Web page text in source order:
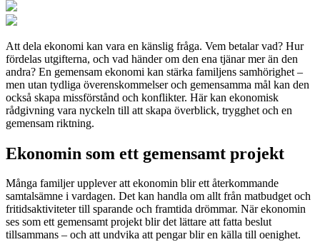
Att dela ekonomi kan vara en känslig fråga. Vem betalar vad? Hur
fördelas utgifterna, och vad händer om den ena tjänar mer än den
andra? En gemensam ekonomi kan stärka familjens samhörighet –
men utan tydliga överenskommelser och gemensamma mål kan den
också skapa missförstånd och konflikter. Här kan ekonomisk
rådgivning vara nyckeln till att skapa överblick, trygghet och en
gemensam riktning.
Ekonomin som ett gemensamt projekt
Många familjer upplever att ekonomin blir ett återkommande
samtalsämne i vardagen. Det kan handla om allt från matbudget och
fritidsaktiviteter till sparande och framtida drömmar. När ekonomin
ses som ett gemensamt projekt blir det lättare att fatta beslut
tillsammans – och att undvika att pengar blir en källa till oenighet.